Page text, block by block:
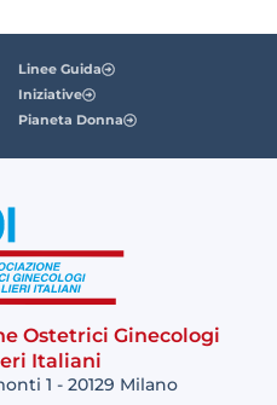
Linee Guida
Iniziative
Pianeta Donna
Ostetrici Ginecologi
Italiani
1 - 20129 Milano